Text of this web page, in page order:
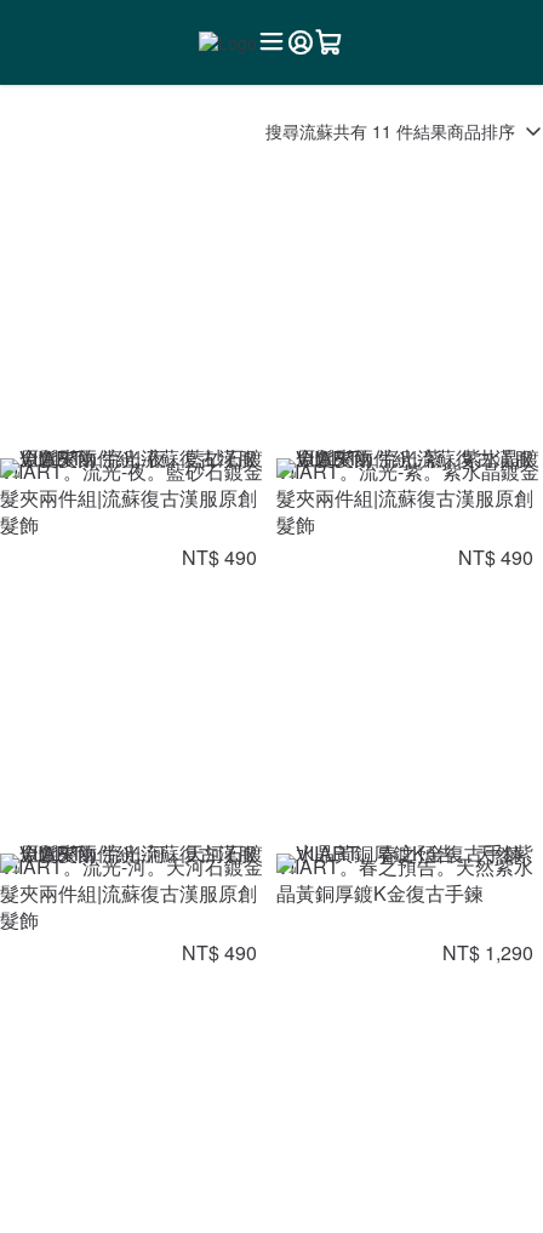
搜尋流蘇共有 11 件結果商品排序
VIIART。流光-夜。藍砂石鍍金
髮夾兩件組|流蘇復古漢服原創
髮飾
NT$ 490
VIIART。流光-紫。紫水晶鍍金
髮夾兩件組|流蘇復古漢服原創
髮飾
NT$ 490
VIIART。流光-河。天河石鍍金
髮夾兩件組|流蘇復古漢服原創
髮飾
NT$ 490
VIIART。春之預告。天然紫水
晶黃銅厚鍍K金復古手鍊
NT$ 1,290